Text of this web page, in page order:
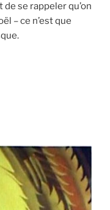
se rappeler qu’on
– ce n’est que